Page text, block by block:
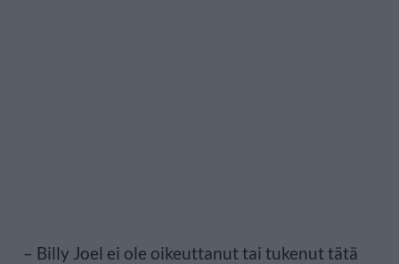
– Billy Joel ei ole oikeuttanut tai tukenut tätä